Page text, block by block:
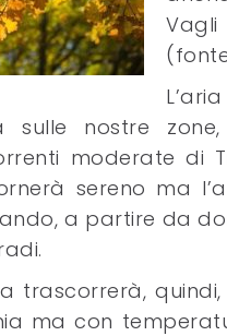
sulle nostre
moderate di
sereno ma
a partire da
trascorrerà,
ma con